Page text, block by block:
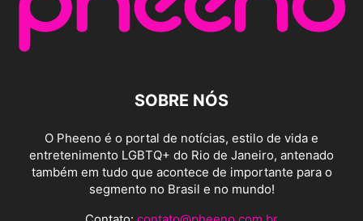
SOBRE NÓS
O Pheeno é o portal de notícias, estilo de vida e
entretenimento LGBTQ+ do Rio de Janeiro, antenado
também em tudo que acontece de importante para o
segmento no Brasil e no mundo!